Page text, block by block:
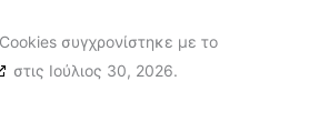
συγχρονίστηκε με το
στις Ιούλιος 30, 2026.